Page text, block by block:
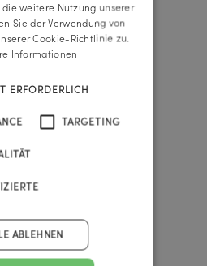
Reichl
Geschäftsführer
die weitere Nutzung unserer
Sie der Verwendung von
Cookie-Richtlinie zu.
Informationen
ERFORDERLICH
TARGETING
ABLEHNEN